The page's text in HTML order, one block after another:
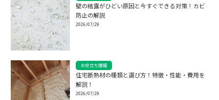
壁の結露がひどい原因と今すぐできる対策！カビ
防止の解説
2026/07/29
お役立ち情報
住宅断熱材の種類と選び方！特徴・性能・費用を
解説！
2026/07/29